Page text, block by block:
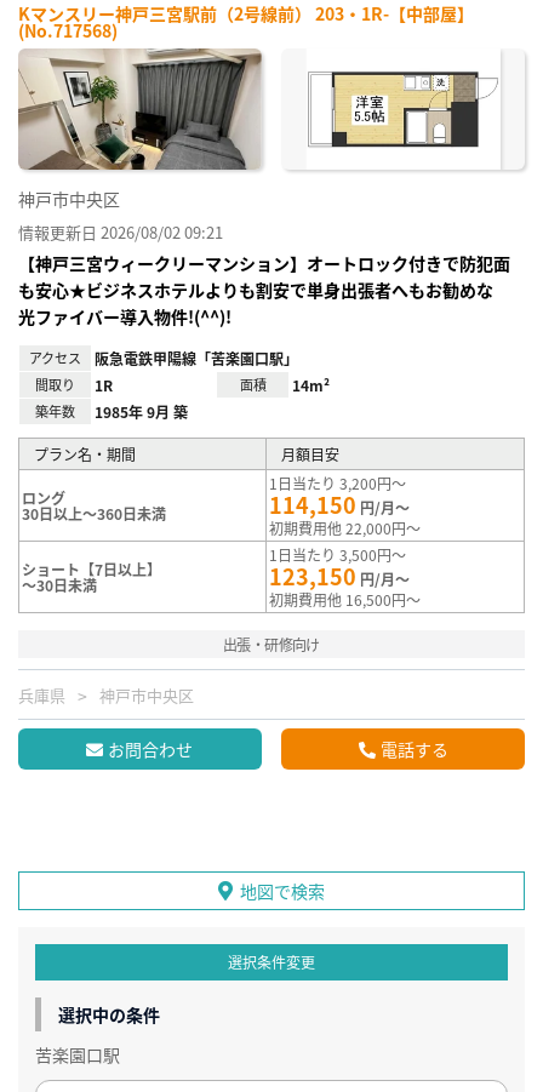
Kマンスリー神戸三宮駅前（2号線前） 203・1R-【中部屋】
(No.717568)
神戸市中央区
情報更新日 2026/08/02 09:21
【神戸三宮ウィークリーマンション】オートロック付きで防犯面
も安心★ビジネスホテルよりも割安で単身出張者へもお勧めな
光ファイバー導入物件!(^^)!
アクセス 阪急電鉄甲陽線「苦楽園口駅」
間取り 1R 面積 14m²
築年数 1985年 9月 築
プラン名・期間 月額目安
ロング
30日以上～360日未満
1日当たり 3,200円～
114,150 円/月～
初期費用他 22,000円～
ショート【7日以上】
～30日未満
1日当たり 3,500円～
123,150 円/月～
初期費用他 16,500円～
出張・研修向け
兵庫県 神戸市中央区
お問合わせ 電話する
地図で検索
選択条件変更
選択中の条件
苦楽園口駅